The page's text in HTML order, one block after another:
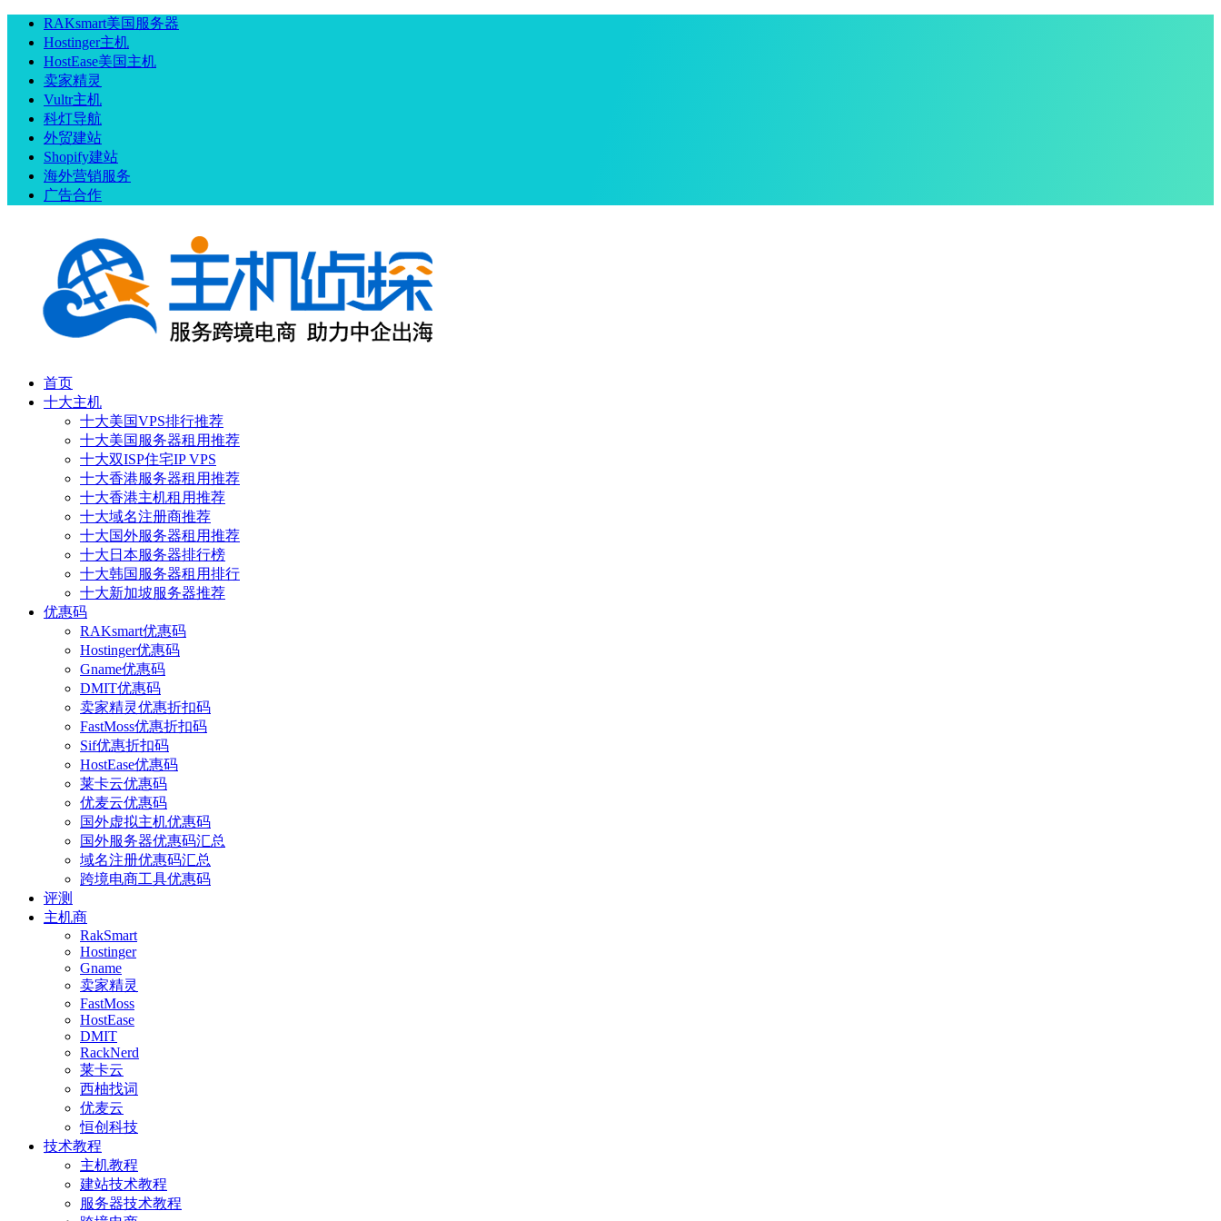
RAKsmart美国服务器
Hostinger主机
HostEase美国主机
卖家精灵
Vultr主机
科灯导航
外贸建站
Shopify建站
海外营销服务
广告合作
首页
十大主机
十大美国VPS排行推荐
十大美国服务器租用推荐
十大双ISP住宅IP VPS
十大香港服务器租用推荐
十大香港主机租用推荐
十大域名注册商推荐
十大国外服务器租用推荐
十大日本服务器排行榜
十大韩国服务器租用排行
十大新加坡服务器推荐
优惠码
RAKsmart优惠码
Hostinger优惠码
Gname优惠码
DMIT优惠码
卖家精灵优惠折扣码
FastMoss优惠折扣码
Sif优惠折扣码
HostEase优惠码
莱卡云优惠码
优麦云优惠码
国外虚拟主机优惠码
国外服务器优惠码汇总
域名注册优惠码汇总
跨境电商工具优惠码
评测
主机商
RakSmart
Hostinger
Gname
卖家精灵
FastMoss
HostEase
DMIT
RackNerd
莱卡云
西柚找词
优麦云
恒创科技
技术教程
主机教程
建站技术教程
服务器技术教程